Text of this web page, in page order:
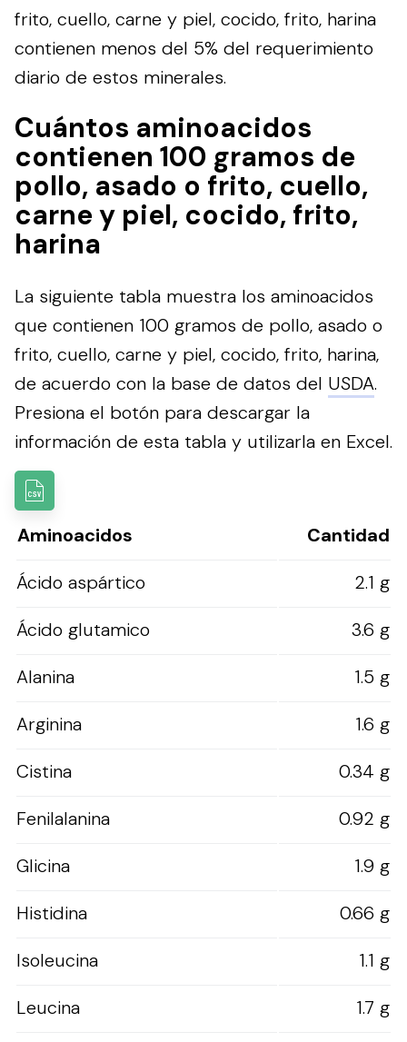
frito, cuello, carne y piel, cocido, frito, harina
contienen menos del 5% del requerimiento
diario de estos minerales.
Cuántos aminoacidos
contienen 100 gramos de
pollo, asado o frito, cuello,
carne y piel, cocido, frito,
harina
La siguiente tabla muestra los aminoacidos
que contienen 100 gramos de pollo, asado o
frito, cuello, carne y piel, cocido, frito, harina,
de acuerdo con la base de datos del USDA.
Presiona el botón para descargar la
información de esta tabla y utilizarla en Excel.
Aminoacidos
Cantidad
Ácido aspártico
2.1 g
Ácido glutamico
3.6 g
Alanina
1.5 g
Arginina
1.6 g
Cistina
0.34 g
Fenilalanina
0.92 g
Glicina
1.9 g
Histidina
0.66 g
Isoleucina
1.1 g
Leucina
1.7 g